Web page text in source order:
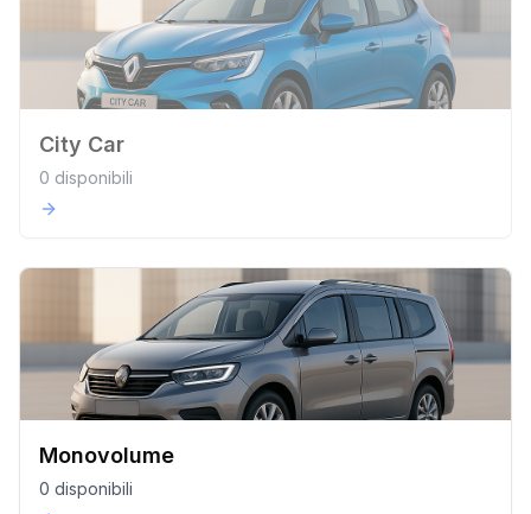
City Car
0 disponibili
Monovolume
0 disponibili